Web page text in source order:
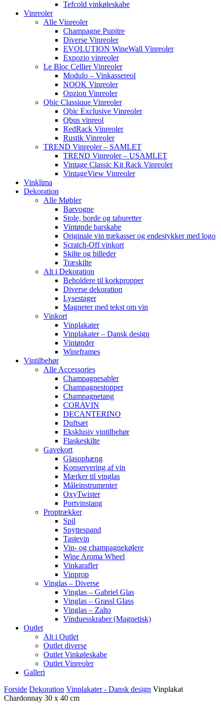
Tefcold vinkøleskabe
Vinreoler
Alle Vinreoler
Champagne Pupitre
Diverse Vinreoler
EVOLUTION WineWall Vinreoler
Expozio vinreoler
Le Bloc Cellier Vinreoler
Modulo – Vinkassereol
NOOK Vinreoler
Opzion Vinreoler
Qbic Classique Vinreoler
Qbic Exclusive Vinreoler
Qbus vinreol
RedRack Vinreoler
Rustik Vinreoler
TREND Vinreoler – SAMLET
TREND Vinreoler – USAMLET
Vintage Classic Kit Rack Vinreoler
VintageView Vinreoler
Vinklima
Dekoration
Alle Møbler
Barvogne
Stole, borde og taburetter
Vintønde barskabe
Originale vin trækasser og endestykker med logo
Scratch-Off vinkort
Skilte og billeder
Træskilte
Alt i Dekoration
Beholdere til korkpropper
Diverse dekoration
Lysestager
Magneter med tekst om vin
Vinkort
Vinplakater
Vinplakater – Dansk design
Vintønder
Wineframes
Vintilbehør
Alle Accessories
Champagnesabler
Champagnestopper
Champagnetang
CORAVIN
DECANTERINO
Duftsæt
Eksklusiv vintilbehør
Flaskeskilte
Gavekort
Glasophæng
Konservering af vin
Mærker til vinglas
Måleinstrumenter
OxyTwister
Portvinstang
Proptrækker
Spil
Spyttespand
Tastevin
Vin- og champagnekølere
Wine Aroma Wheel
Vinkarafler
Vinprop
Vinglas – Diverse
Vinglas – Gabriel Glas
Vinglas – Grassl Glass
Vinglas – Zalto
Vinduesskraber (Magnetisk)
Outlet
Alt i Outlet
Outlet diverse
Outlet Vinkøleskabe
Outlet Vinreoler
Galleri
Forside Dekoration Vinplakater - Dansk design Vinplakat
Chardonnay 30 x 40 cm